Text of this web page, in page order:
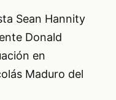
Sean Hannity
Donald
en
Maduro del